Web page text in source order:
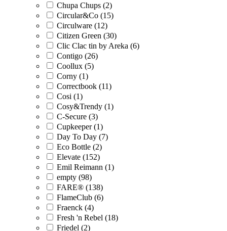
Chupa Chups (2)
Circular&Co (15)
Circulware (12)
Citizen Green (30)
Clic Clac tin by Areka (6)
Contigo (26)
Coollux (5)
Corny (1)
Correctbook (11)
Cosi (1)
Cosy&Trendy (1)
C-Secure (3)
Cupkeeper (1)
Day To Day (7)
Eco Bottle (2)
Elevate (152)
Emil Reimann (1)
empty (98)
FARE® (138)
FlameClub (6)
Fraenck (4)
Fresh 'n Rebel (18)
Friedel (2)